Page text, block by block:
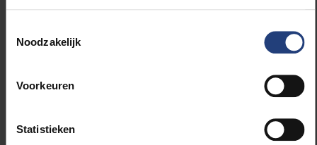
Noodzakelijk
Voorkeuren
Statistieken
mensenrechten. Over de laatste halve eeuw maakte
de stam duidelijk wat ze daar precies onder verstaat.
Hun markteconomie: staten worden getrivialiseerd.
drastische verlaging van de bedrijfsbelastingen. In de